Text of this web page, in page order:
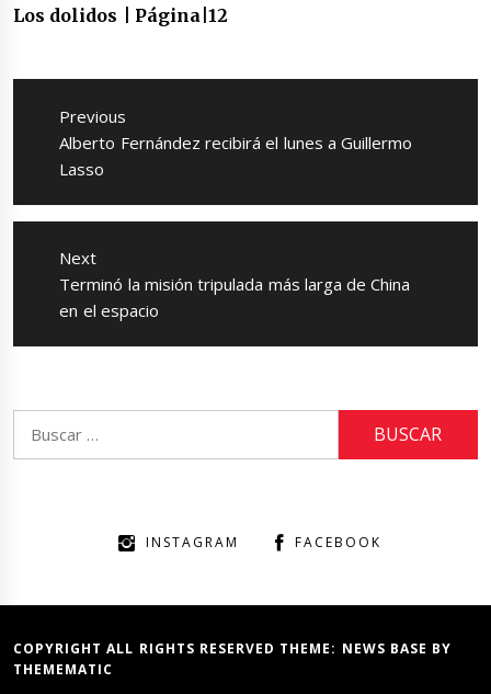
Los dolidos | Página|12
Navegación
entradas
Previous
Previous
post:
Alberto Fernández recibirá el lunes a Guillermo
Lasso
Next
Next
post:
Terminó la misión tripulada más larga de China
en el espacio
INSTAGRAM FACEBOOK
COPYRIGHT ALL RIGHTS RESERVED THEME: NEWS BASE BY
THEMEMATIC